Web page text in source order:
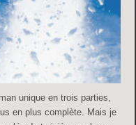
unique en trois parties,
en plus complète. Mais je